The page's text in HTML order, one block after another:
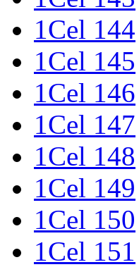
1Cel 144
1Cel 145
1Cel 146
1Cel 147
1Cel 148
1Cel 149
1Cel 150
1Cel 151